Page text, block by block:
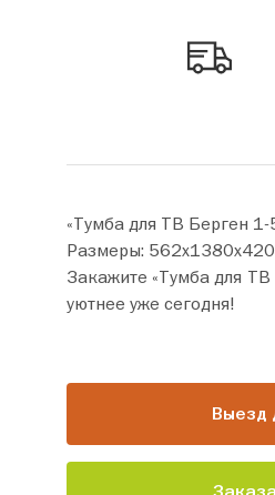
«Тумба для ТВ Берген
Размеры:
Закажите «Тумба для ТВ Берген 1-50» прямо
уютнее уже сегодня!
Выезд